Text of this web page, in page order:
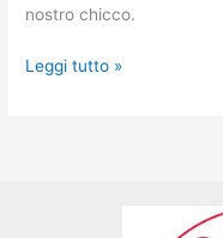
nostro chicco.
Leggi tutto »